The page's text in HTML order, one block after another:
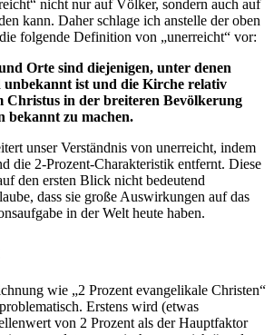
nicht nur auf Völker, sondern auch auf
kann. Daher schlage ich anstelle der oben
folgende Definition von „unerreicht“ vor:
Orte sind diejenigen, unter denen
unbekannt ist und die Kirche relativ
Christus in der breiteren Bevölkerung
bekannt zu machen.
unser Verständnis von unerreicht, indem
die 2-Prozent-Charakteristik entfernt. Diese
den ersten Blick nicht bedeutend
dass sie große Auswirkungen auf das
in der Welt heute haben.
wie „2 Prozent evangelikale Christen“
Erstens wird (etwas
von 2 Prozent als der Hauptfaktor